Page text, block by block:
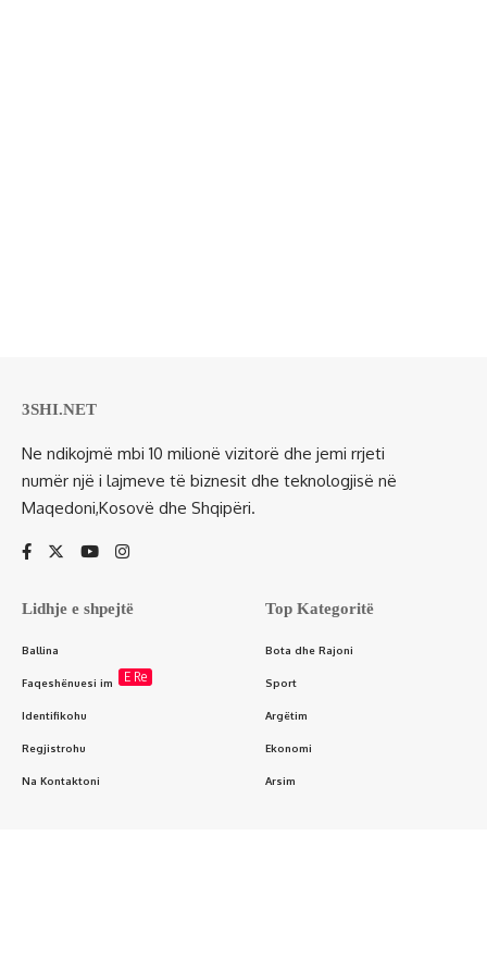
3SHI.NET
Ne ndikojmë mbi 10 milionë vizitorë dhe jemi rrjeti
numër një i lajmeve të biznesit dhe teknologjisë në
Maqedoni,Kosovë dhe Shqipëri.
Lidhje e shpejtë
Ballina
Faqeshënuesi im E Re
Identifikohu
Regjistrohu
Na Kontaktoni
Top Kategoritë
Bota dhe Rajoni
Sport
Argëtim
Ekonomi
Arsim